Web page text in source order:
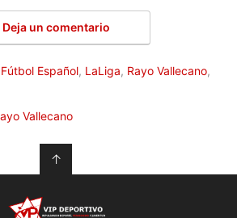
Deja un comentario
Fútbol Español, LaLiga, Rayo Vallecano,
Vallecano
↑